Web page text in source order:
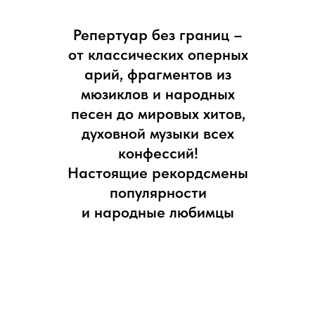
Репертуар без границ –
от классических оперных
арий, фрагментов из
мюзиклов и народных
песен до мировых хитов,
духовной музыки всех
конфессий!
Настоящие рекордсмены
популярности
и народные любимцы